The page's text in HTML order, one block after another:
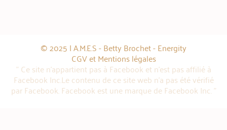
© 2025 | A.M.E.S - Betty Brochet - Energity
CGV et Mentions légales
" Ce site n'appartient pas à Facebook et n'est pas affilié à
Facebook Inc.Le contenu de ce site web n'a pas été vérifié
par Facebook. Facebook est une marque de Facebook Inc. "